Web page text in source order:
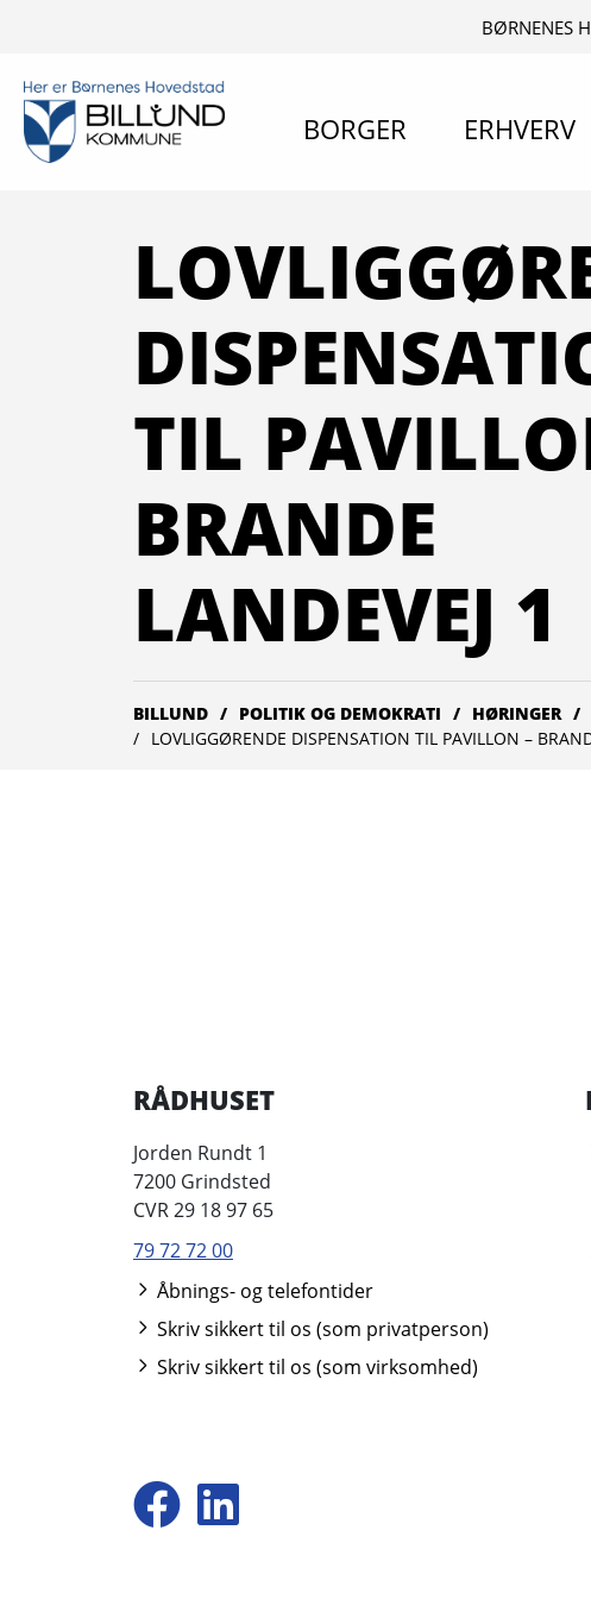
BØRNENES
BORGER ERHVERV
TIL
BRANDE
LANDEVEJ 1
BILLUND POLITIK OG DEMOKRATI HØRINGER
LOVLIGGØRENDE DISPENSATION TIL PAVILLON –
RÅDHUSET
Jorden Rundt 1
7200 Grindsted
CVR 29 18 97 65
79 72 72 00
Åbnings- og telefontider
Skriv sikkert til os (som privatperson)
Skriv sikkert til os (som virksomhed)